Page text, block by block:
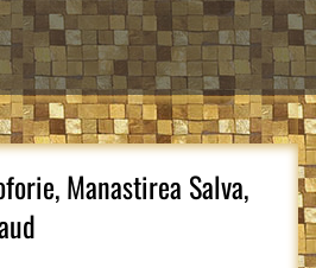
Manastirea Salva,